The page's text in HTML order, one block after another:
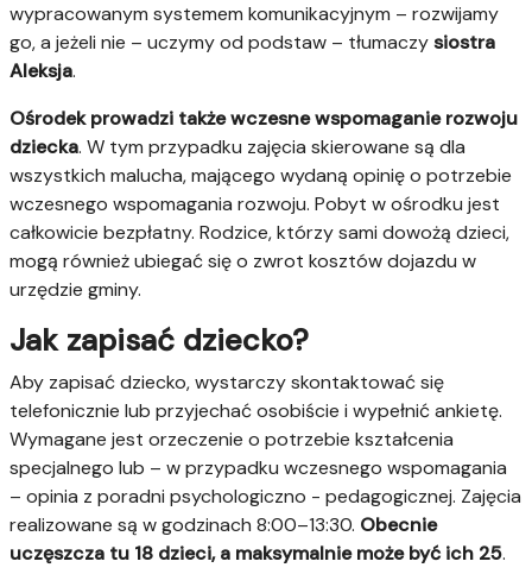
wypracowanym systemem komunikacyjnym – rozwijamy
go, a jeżeli nie – uczymy od podstaw – tłumaczysiostra
Aleksja.
Ośrodek prowadzi także wczesne wspomaganie rozwoju
dziecka. W tym przypadku zajęcia skierowane są dla
wszystkich malucha, mającego wydaną opinię o potrzebie
wczesnego wspomagania rozwoju. Pobyt w ośrodku jest
całkowicie bezpłatny. Rodzice, którzy sami dowożą dzieci,
mogą również ubiegać się o zwrot kosztów dojazdu w
urzędzie gminy.
Jak zapisać dziecko?
Aby zapisać dziecko, wystarczy skontaktować się
telefonicznie lub przyjechać osobiście i wypełnić ankietę.
Wymagane jest orzeczenie o potrzebie kształcenia
specjalnego lub – w przypadku wczesnego wspomagania
– opinia z poradni psychologiczno - pedagogicznej. Zajęcia
realizowane są w godzinach 8:00–13:30. Obecnie
uczęszcza tu 18 dzieci, a maksymalnie może być ich 25.